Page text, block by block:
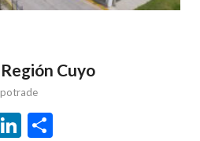
Cuyo
LinkedIn